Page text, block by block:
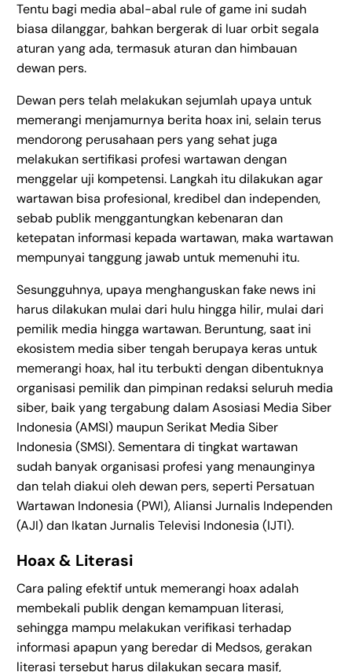
Tentu bagi media abal-abal rule of game ini sudah
biasa dilanggar, bahkan bergerak di luar orbit segala
aturan yang ada, termasuk aturan dan himbauan
dewan pers.
Dewan pers telah melakukan sejumlah upaya untuk
memerangi menjamurnya berita hoax ini, selain terus
mendorong perusahaan pers yang sehat juga
melakukan sertifikasi profesi wartawan dengan
menggelar uji kompetensi. Langkah itu dilakukan agar
wartawan bisa profesional, kredibel dan independen,
sebab publik menggantungkan kebenaran dan
ketepatan informasi kepada wartawan, maka wartawan
mempunyai tanggung jawab untuk memenuhi itu.
Sesungguhnya, upaya menghanguskan fake news ini
harus dilakukan mulai dari hulu hingga hilir, mulai dari
pemilik media hingga wartawan. Beruntung, saat ini
ekosistem media siber tengah berupaya keras untuk
memerangi hoax, hal itu terbukti dengan dibentuknya
organisasi pemilik dan pimpinan redaksi seluruh media
siber, baik yang tergabung dalam Asosiasi Media Siber
Indonesia (AMSI) maupun Serikat Media Siber
Indonesia (SMSI). Sementara di tingkat wartawan
sudah banyak organisasi profesi yang menaunginya
dan telah diakui oleh dewan pers, seperti Persatuan
Wartawan Indonesia (PWI), Aliansi Jurnalis Independen
(AJI) dan Ikatan Jurnalis Televisi Indonesia (IJTI).
Hoax & Literasi
Cara paling efektif untuk memerangi hoax adalah
membekali publik dengan kemampuan literasi,
sehingga mampu melakukan verifikasi terhadap
informasi apapun yang beredar di Medsos, gerakan
literasi tersebut harus dilakukan secara masif,